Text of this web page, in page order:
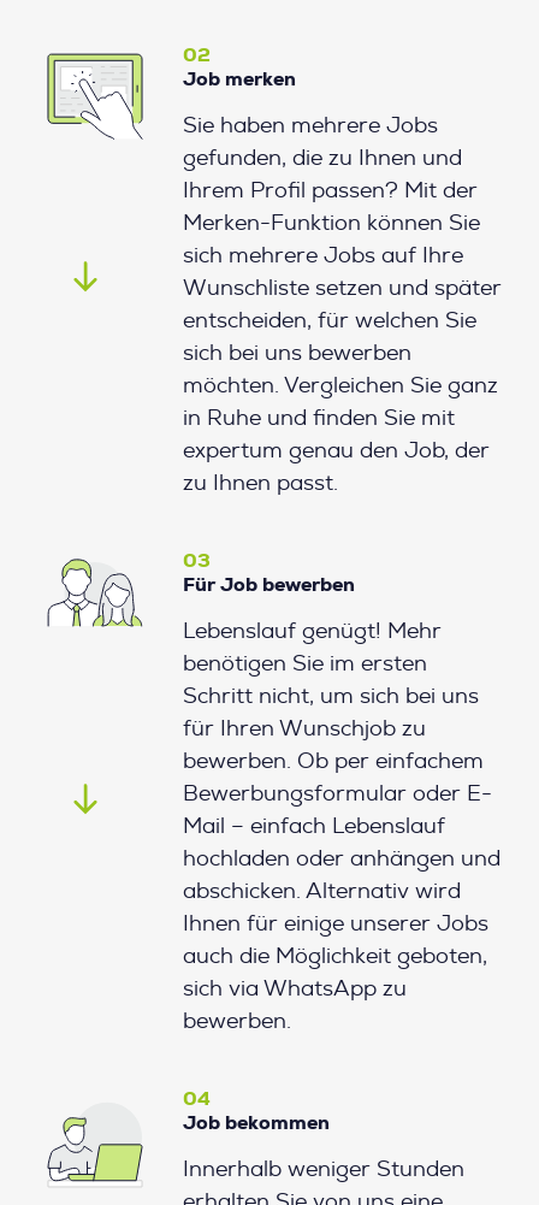
02
Job merken
Sie haben mehrere Jobs
gefunden, die zu Ihnen und
Ihrem Profil passen? Mit der
Merken-Funktion können Sie
sich mehrere Jobs auf Ihre
Wunschliste setzen und später
entscheiden, für welchen Sie
sich bei uns bewerben
möchten. Vergleichen Sie ganz
in Ruhe und finden Sie mit
expertum genau den Job, der
zu Ihnen passt.
03
Für Job bewerben
Lebenslauf genügt! Mehr
benötigen Sie im ersten
Schritt nicht, um sich bei uns
für Ihren Wunschjob zu
bewerben. Ob per einfachem
Bewerbungsformular oder E-
Mail – einfach Lebenslauf
hochladen oder anhängen und
abschicken. Alternativ wird
Ihnen für einige unserer Jobs
auch die Möglichkeit geboten,
sich via WhatsApp zu
bewerben.
04
Job bekommen
Innerhalb weniger Stunden